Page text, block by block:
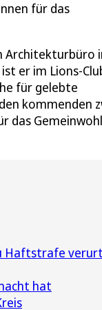
für das
Architekturbüro
er im Lions-
für gelebte
kommenden
das Gemeinwohl
Haftstrafe
hat